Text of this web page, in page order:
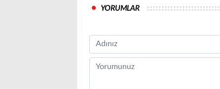
YORUMLAR
Name
Comment